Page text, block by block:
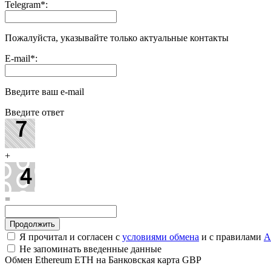
Telegram*:
Пожалуйста, указывайте только актуальные контакты
E-mail*:
Введите ваш e-mail
Введите ответ
+
=
Я прочитал и согласен с условиями обмена и с правилами
Не запоминать введенные данные
Обмен Ethereum ETH на Банковская карта GBP